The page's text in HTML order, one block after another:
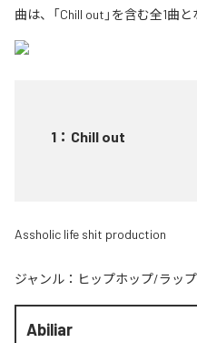
曲は、「Chill out」を含む全1曲と
1 ： Chill out
Assholic life shit production
ジャンル： ヒップホップ/ラップ
Abiliar